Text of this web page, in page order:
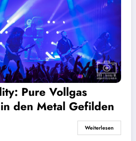
Pure Vollgas
den Metal Gefilden
Weiterlesen